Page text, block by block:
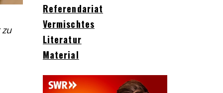
Referendariat
Vermischtes
Literatur
Material